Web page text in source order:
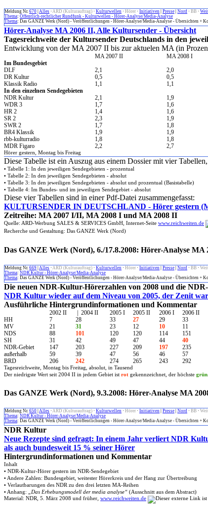
Meldung Nr. 670 Alles · ARD (Kulturauftrag) · Kulturwellen · Hörer · Initiativen Presse Nord · BB ·
Thema: Öffentlich-rechtlicher Rundfunk - Kulturwellen - Hörer-Analyse/Media-Analyse
Thema: Das GANZE Werk (Nord) - Veröffentlichungen - Hörer-Analyse/Media-Analyse - Übersichten +
Hörer-Analyse MA 2006 II, Alle Kultursender - Übersicht
Tagesreichweite der Kultursender Deutschlands in den
Entwicklung von der MA 2007 II bis zur aktuelen MA (in
MA 2007 II MA 2008 I
Im Bundesgebiet
DLF
2,1 2,0
DR Kultur
0,5 0,5
Klassik Radio
1,1 1,1
In den einzelnen Sendegebieten
NDR Kultur
2,1 1,9
WDR 3
1,7 1,6
HR 2
1,4 1,6
SR 2
2,3 1,9
SWR 2
1,7 1,8
BR4 Klassik
1,9 1,9
rbb-kulturradio
1,8 1,8
MDR Figaro
2,2 2,7
Hörer gestern, Montag bis Freitag
Diese Tabelle ist ein Auszug aus einem Dossier mit vier
• Tabelle 1: In den jeweiligen Sendegebieten - prozentual
• Tabelle 2: In den jeweiligen Sendegebieten - absolut
• Tabelle 3: In den jeweiligen Sendegebieten - absolut und prozentual (Basistabelle)
• Tabelle 4: Im Bundes- und im jeweiligen Sendegebiet - absolut
Diese vier Tabellen sind in einer Pdf-Datei zusammengefasst:
KULTURSENDER IN DEUTSCHLAND - Hörer gestern
Zeitreihe: MA 2007 I/II, MA 2008 I und MA 2008 II
Quelle: ARD-Werbung SALES & SERVICES GmbH, Internet-Seite www.reichweiten.de
Recherche und Gestaltung: Das GANZE Werk (Nord)
Das GANZE Werk (Nord), 6./17.8.2008: Hörer-Analyse
Meldung Nr. 669 Alles · ARD (Kulturauftrag) · Kulturwellen · Hörer · Initiativen Presse Nord · BB ·
Thema: NDR Kultur - Hörer-Analyse/Media-Analyse
Thema: Das GANZE Werk (Nord) - Veröffentlichungen - Hörer-Analyse/Media-Analyse - Übersichten +
Die neuen NDR-Kultur-Hörerzahlen von 2008 und die
NDR Kultur wieder auf dem Niveau von 2005, der Zenit
Ausführliche Hintergrundinformationen und Kommentar
2002 II | 2004 II 2005 I 2005 II 2006 I 2006 II
HH
7 28 33 27 29 33
MV
21 31 23 12 10 11
NDS
88 101 120 120 114 151
SH
31 42 49 47 44 40
NDR-Gebiet
147 203 227 209 197 235
außerhalb
59 39 47 56 46 57
BRD
206 242 274 265 243 292
Tagesreichweite, Montag bis Freitag, absolut, in Tausend
Der niedrigste Wert seit 2004 II in jedem Gebiet ist rot gekennzeichnet, der höchste grün
Das GANZE Werk (Nord), 9.3.2008: Hörer-Analyse MA
Meldung Nr. 650 Alles · ARD (Kulturauftrag) · Kulturwellen · Hörer · Initiativen Presse Nord · BB ·
Thema: NDR Kultur - Hörer-Analyse/Media-Analyse
Thema: Das GANZE Werk (Nord) - Veröffentlichungen - Hörer-Analyse/Media-Analyse - Übersichten +
NDR Kultur
Neue Rezepte sind gefragt: In einem Jahr verliert NDR
als auch bundesweit 15 % seiner Hörer
Hintergrundinformationen und Kommentar
Inhalt
• NDR-Kultur-Hörer gestern im NDR-Sendegebiet
• Andere Zahlen: Bundesgebiet, weitester Hörerkreis und der Hang zur Übertreibung
• Verlautbarungen des NDR zu den drei letzten MA-Reihen
• Anhang: „Das Erhebungsmodell der media analyse“ (Ausschnitt aus dem Abstract)
Material: NDR, 5. März 2008 und früher, www.reichweiten.de